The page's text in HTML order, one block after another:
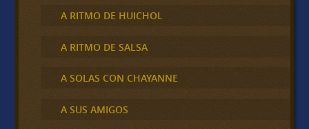
A RITMO DE HUICHOL
A RITMO DE SALSA
A SOLAS CON CHAYANNE
A SUS AMIGOS